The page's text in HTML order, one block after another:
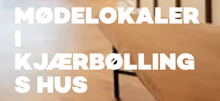
MØDELOKALER
I
KJÆRBØLLING
S HUS